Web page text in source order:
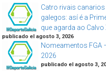
Catro rivais canarios
galegos: así é a
que agarda ao Calvo
publicado el agosto 3, 2026
Nomeamentos FGA
2026
publicado el agosto 3,